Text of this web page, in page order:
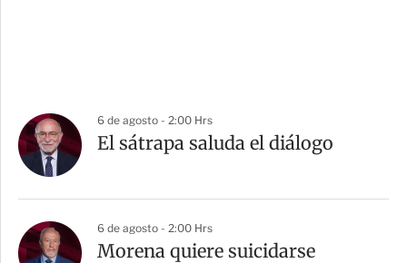
6 de agosto - 2:00 Hrs
El sátrapa saluda el diálogo
6 de agosto - 2:00 Hrs
Morena quiere suicidarse